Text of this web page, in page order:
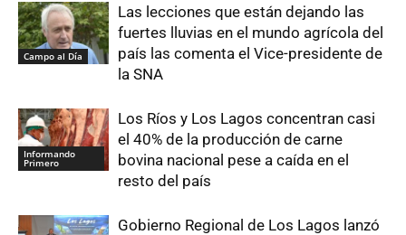
Campo al Día
Las lecciones que están dejando las
fuertes lluvias en el mundo agrícola del
país las comenta el Vice-presidente de
la SNA
Informando
Primero
Los Ríos y Los Lagos concentran casi
el 40% de la producción de carne
bovina nacional pese a caída en el
resto del país
Gobierno Regional de Los Lagos lanzó